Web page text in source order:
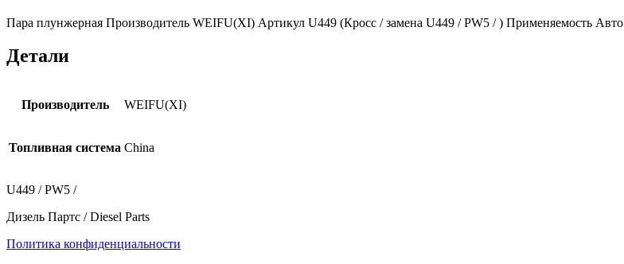
Пара плунжерная Производитель WEIFU(XI) Артикул U449 (Кросс / замена U449 / PW5 / ) Применяемость Авто
Детали
Производитель WEIFU(XI)
Топливная система China
U449 / PW5 /
Дизель Партс / Diesel Parts
Политика конфиденциальности